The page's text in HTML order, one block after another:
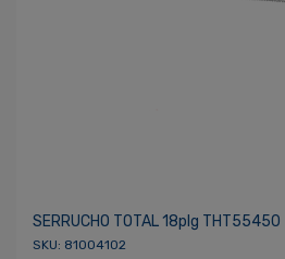
SERRUCHO TOTAL 18plg THT55450
SKU: 81004102